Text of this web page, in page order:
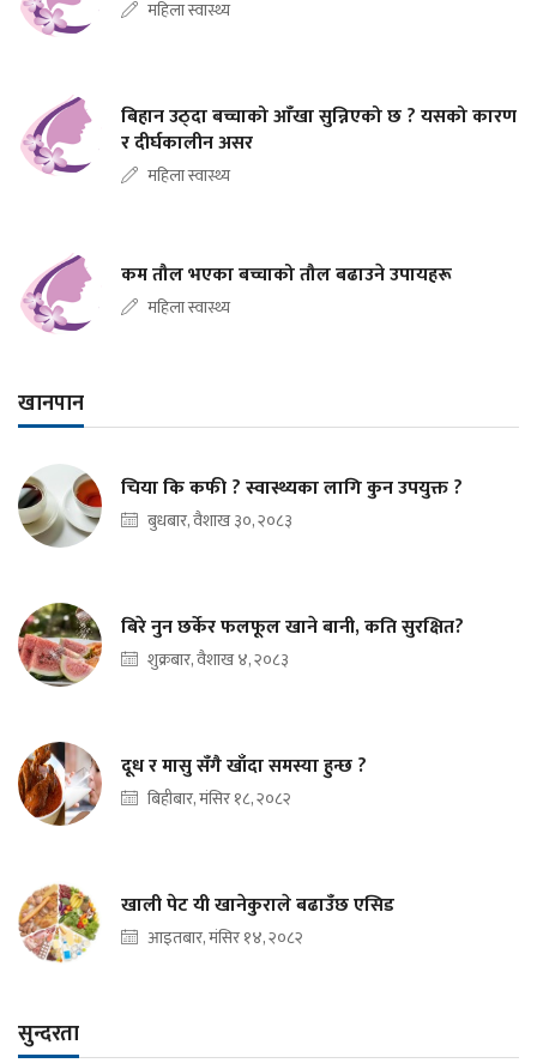
महिला स्वास्थ्य
बिहान उठ्दा बच्चाको आँखा सुन्निएको छ ? यसको कारण
र दीर्घकालीन असर
महिला स्वास्थ्य
कम तौल भएका बच्चाको तौल बढाउने उपायहरू
महिला स्वास्थ्य
खानपान
चिया कि कफी ? स्वास्थ्यका लागि कुन उपयुक्त ?
बुधबार, वैशाख ३०, २०८३
बिरे नुन छर्केर फलफूल खाने बानी, कति सुरक्षित?
शुक्रबार, वैशाख ४, २०८३
दूध र मासु सँगै खाँदा समस्या हुन्छ ?
बिहीबार, मंसिर १८, २०८२
खाली पेट यी खानेकुराले बढाउँछ एसिड
आइतबार, मंसिर १४, २०८२
सुन्दरता